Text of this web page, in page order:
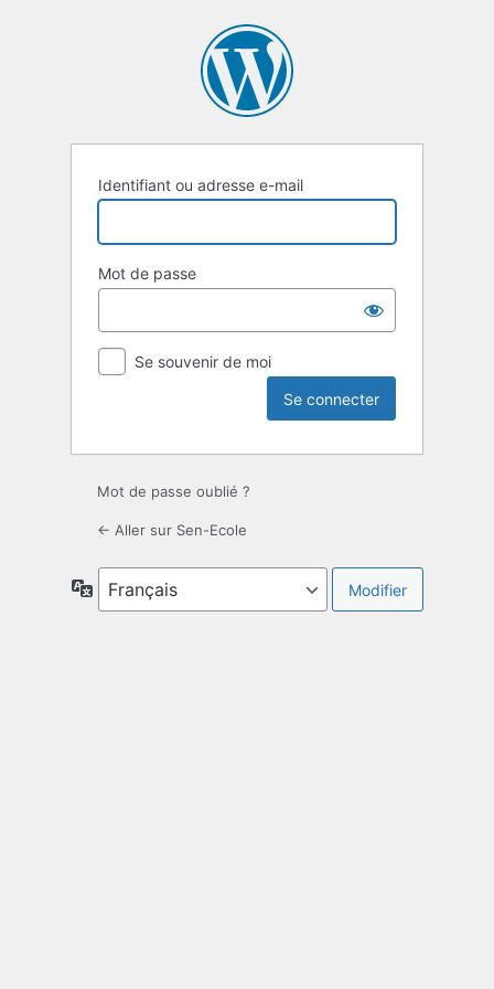
Identifiant ou adresse e-mail
Mot de passe
Se souvenir de moi
Mot de passe oublié ?
← Aller sur Sen-Ecole
Langue